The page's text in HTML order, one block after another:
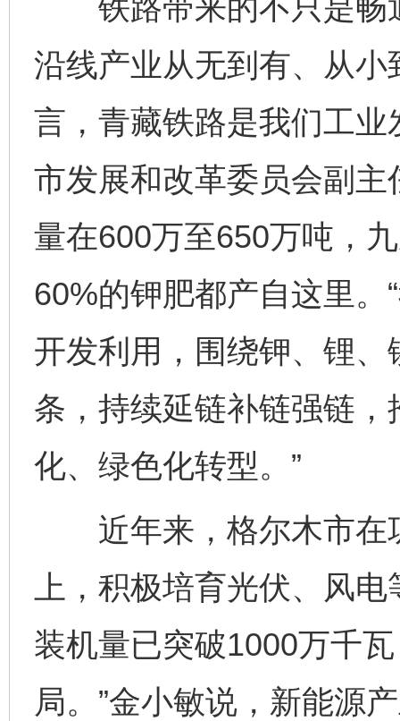
铁路带来的不只是畅
沿线产业从无到有、从小
言，青藏铁路是我们工业
市发展和改革委员会副
量在600万至650万吨，
60%的钾肥都产自这里。
开发利用，围绕钾、锂
条，持续延链补链强链
化、绿色化转型。”
近年来，格尔木市在
上，积极培育光伏、风
装机量已突破1000万千
局。”金小敏说，新能源